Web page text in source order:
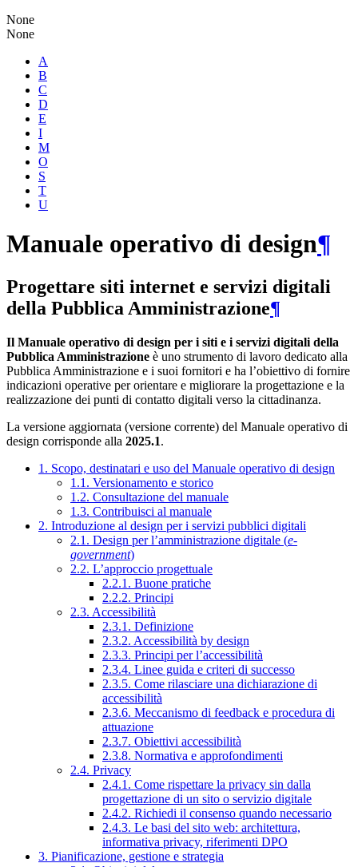
None
None
A
B
C
D
E
I
M
O
S
T
U
Manuale operativo di design¶
Progettare siti internet e servizi digitali
della Pubblica Amministrazione¶
Il Manuale operativo di design per i siti e i servizi digitali della
Pubblica Amministrazione è uno strumento di lavoro dedicato alla
Pubblica Amministrazione e i suoi fornitori e ha l’obiettivo di fornire
indicazioni operative per orientare e migliorare la progettazione e la
realizzazione dei punti di contatto digitali verso la cittadinanza.
La versione aggiornata (versione corrente) del Manuale operativo di
design corrisponde alla 2025.1.
1. Scopo, destinatari e uso del Manuale operativo di design
1.1. Versionamento e storico
1.2. Consultazione del manuale
1.3. Contribuisci al manuale
2. Introduzione al design per i servizi pubblici digitali
2.1. Design per l’amministrazione digitale (e-
government)
2.2. L’approccio progettuale
2.2.1. Buone pratiche
2.2.2. Principi
2.3. Accessibilità
2.3.1. Definizione
2.3.2. Accessibilità by design
2.3.3. Principi per l’accessibilità
2.3.4. Linee guida e criteri di successo
2.3.5. Come rilasciare una dichiarazione di
accessibilità
2.3.6. Meccanismo di feedback e procedura di
attuazione
2.3.7. Obiettivi accessibilità
2.3.8. Normativa e approfondimenti
2.4. Privacy
2.4.1. Come rispettare la privacy sin dalla
progettazione di un sito o servizio digitale
2.4.2. Richiedi il consenso quando necessario
2.4.3. Le basi del sito web: architettura,
informativa privacy, riferimenti DPO
3. Pianificazione, gestione e strategia